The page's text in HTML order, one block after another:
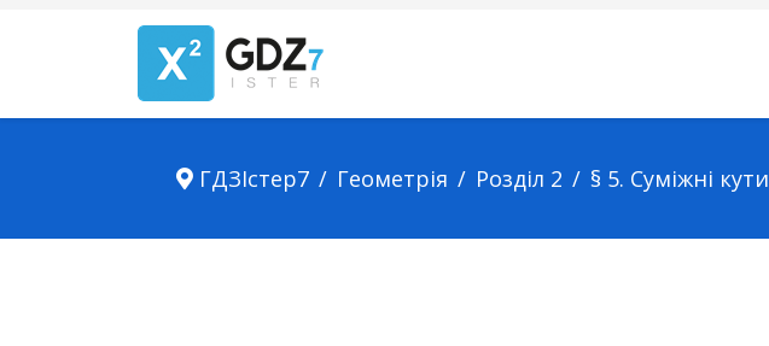
ГДЗІстер7 Геометрія Розділ 2 § 5. Суміжні кути